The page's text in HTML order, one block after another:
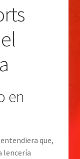
en
que,
lencería